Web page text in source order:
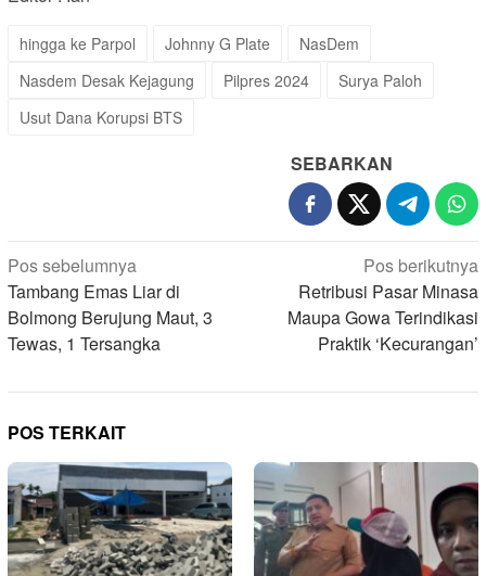
hingga ke Parpol Johnny G Plate
NasDem
Nasdem Desak Kejagung
Pilpres 2024
Surya Paloh
Usut Dana Korupsi BTS
SEBARKAN
Navigasi
pos
Pos sebelumnya
Tambang Emas Liar di
Bolmong Berujung Maut, 3
Tewas, 1 Tersangka
Pos berikutnya
Retribusi Pasar Minasa
Maupa Gowa Terindikasi
Praktik ‘Kecurangan’
POS TERKAIT